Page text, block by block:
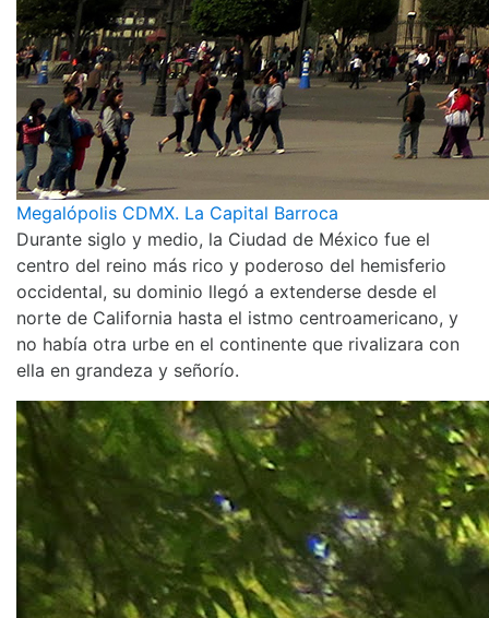
Megalópolis CDMX. La Capital Barroca
Durante siglo y medio, la Ciudad de México fue el
centro del reino más rico y poderoso del hemisferio
occidental, su dominio llegó a extenderse desde el
norte de California hasta el istmo centroamericano, y
no había otra urbe en el continente que rivalizara con
ella en grandeza y señorío.